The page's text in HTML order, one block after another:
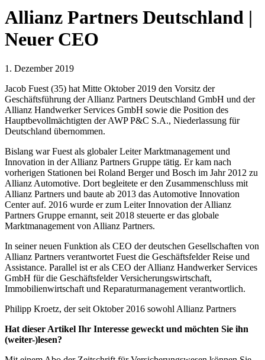
Allianz Partners Deutschland |
Neuer CEO
1. Dezember 2019
Jacob Fuest (35) hat Mitte Oktober 2019 den Vorsitz der
Geschäftsführung der Allianz Partners Deutschland GmbH und der
Allianz Handwerker Services GmbH sowie die Position des
Hauptbevollmächtigten der AWP P&C S.A., Niederlassung für
Deutschland übernommen.
Bislang war Fuest als globaler Leiter Marktmanagement und
Innovation in der Allianz Partners Gruppe tätig. Er kam nach
vorherigen Stationen bei Roland Berger und Bosch im Jahr 2012 zu
Allianz Automotive. Dort begleitete er den Zusammenschluss mit
Allianz Partners und baute ab 2013 das Automotive Innovation
Center auf. 2016 wurde er zum Leiter Innovation der Allianz
Partners Gruppe ernannt, seit 2018 steuerte er das globale
Marktmanagement von Allianz Partners.
In seiner neuen Funktion als CEO der deutschen Gesellschaften von
Allianz Partners verantwortet Fuest die Geschäftsfelder Reise und
Assistance. Parallel ist er als CEO der Allianz Handwerker Services
GmbH für die Geschäftsfelder Versicherungswirtschaft,
Immobilienwirtschaft und Reparaturmanagement verantwortlich.
Philipp Kroetz, der seit Oktober 2016 sowohl Allianz Partners
Hat dieser Artikel Ihr Interesse geweckt und möchten Sie ihn
(weiter-)lesen?